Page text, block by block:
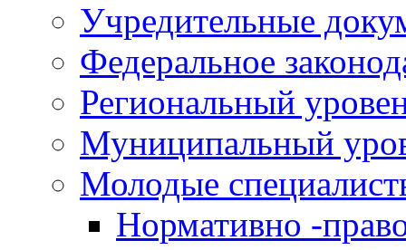
Учредительные
Федеральное
Региональный
Муниципальный
Молодые
Нормативно -